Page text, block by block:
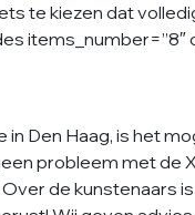
te kiezen dat
items_number=”8″
Den Haag, is het
probleem met de
de kunstenaars